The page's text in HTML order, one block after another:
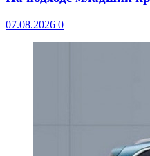
07.08.2026 0